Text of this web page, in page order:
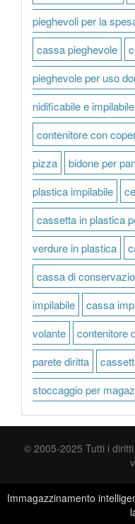
pieghevoli per la
cassa pieghevole
pieghevole per uso
nidificabile e impilabile
contenitore con
pizza
bidone per
plastica impilabile
cassetta in plastica
verdure in plastica
cassa di
impilabile
cassa
volante
contenitore
parete diritta
stoccaggio per
© 2005-2025 Tutti i
Immagazzinamento